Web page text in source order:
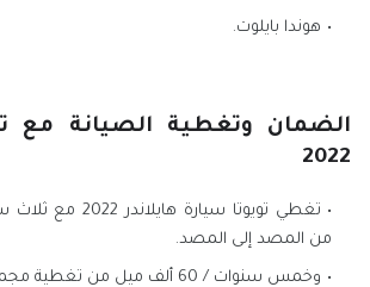
هوندا بايلوت.
الضمان وتغطية الصيانة مع
2022
من المصد إلى المصد.
وخمس سنوات / 60 ألف ميل من تغطية مجموعة نقل الحركة.